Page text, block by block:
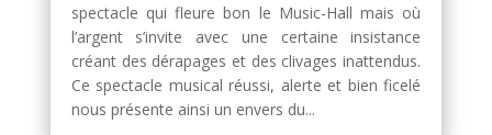
spectacle qui fleure bon le Music-Hall mais où
l’argent s’invite avec une certaine insistance
créant des dérapages et des clivages inattendus.
Ce spectacle musical réussi, alerte et bien ficelé
nous présente ainsi un envers du...